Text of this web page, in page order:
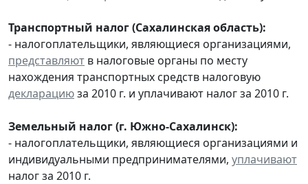
Транспортный налог (Сахалинская область):
- налогоплательщики, являющиеся организациями,
представляют в налоговые органы по месту
нахождения транспортных средств налоговую
декларациюза 2010 г. и уплачивают налог за 2010 г.
Земельный налог (г. Южно-Сахалинск):
- налогоплательщики, являющиеся организациями и
индивидуальными предпринимателями, уплачивают
налог за 2010 г.